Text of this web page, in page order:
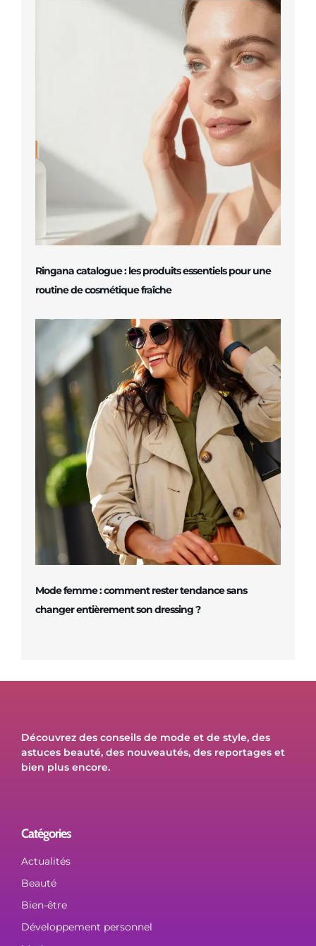
Ringana catalogue : les produits essentiels pour une
routine de cosmétique fraîche
Mode femme : comment rester tendance sans
changer entièrement son dressing ?
Découvrez des conseils de mode et de style, des
astuces beauté, des nouveautés, des reportages et
bien plus encore.
Catégories
Actualités
Beauté
Bien-être
Développement personnel